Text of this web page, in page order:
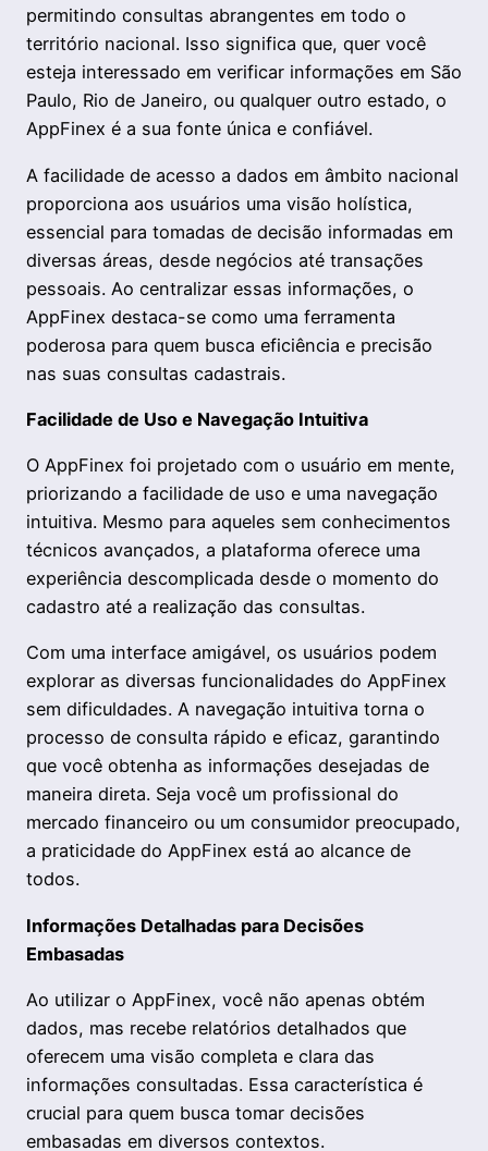
permitindo consultas abrangentes em todo o
território nacional. Isso significa que, quer você
esteja interessado em verificar informações em São
Paulo, Rio de Janeiro, ou qualquer outro estado, o
AppFinex é a sua fonte única e confiável.
A facilidade de acesso a dados em âmbito nacional
proporciona aos usuários uma visão holística,
essencial para tomadas de decisão informadas em
diversas áreas, desde negócios até transações
pessoais. Ao centralizar essas informações, o
AppFinex destaca-se como uma ferramenta
poderosa para quem busca eficiência e precisão
nas suas consultas cadastrais.
Facilidade de Uso e Navegação Intuitiva
O AppFinex foi projetado com o usuário em mente,
priorizando a facilidade de uso e uma navegação
intuitiva. Mesmo para aqueles sem conhecimentos
técnicos avançados, a plataforma oferece uma
experiência descomplicada desde o momento do
cadastro até a realização das consultas.
Com uma interface amigável, os usuários podem
explorar as diversas funcionalidades do AppFinex
sem dificuldades. A navegação intuitiva torna o
processo de consulta rápido e eficaz, garantindo
que você obtenha as informações desejadas de
maneira direta. Seja você um profissional do
mercado financeiro ou um consumidor preocupado,
a praticidade do AppFinex está ao alcance de
todos.
Informações Detalhadas para Decisões
Embasadas
Ao utilizar o AppFinex, você não apenas obtém
dados, mas recebe relatórios detalhados que
oferecem uma visão completa e clara das
informações consultadas. Essa característica é
crucial para quem busca tomar decisões
embasadas em diversos contextos.